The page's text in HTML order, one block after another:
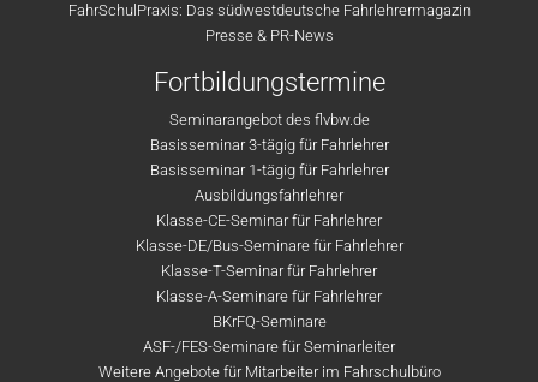
FahrSchulPraxis: Das südwestdeutsche Fahrlehrermagazin
Presse & PR-News
Fortbildungstermine
Seminarangebot des flvbw.de
Basisseminar 3-tägig für Fahrlehrer
Basisseminar 1-tägig für Fahrlehrer
Ausbildungsfahrlehrer
Klasse-CE-Seminar für Fahrlehrer
Klasse-DE/Bus-Seminare für Fahrlehrer
Klasse-T-Seminar für Fahrlehrer
Klasse-A-Seminare für Fahrlehrer
BKrFQ-Seminare
ASF-/FES-Seminare für Seminarleiter
Weitere Angebote für Mitarbeiter im Fahrschulbüro